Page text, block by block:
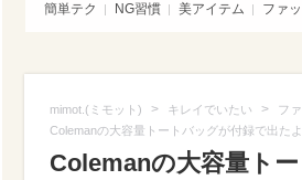
簡単テク NG習慣 美アイテム ファ
mimot.(ミモット) > キレイでいたい > フ
Colemanの大容量トートバッグが付録で出た
Colemanの大容量ト